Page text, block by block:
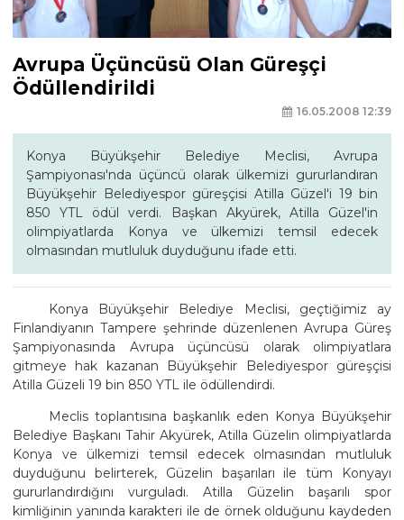
Avrupa Üçüncüsü Olan Güreşçi
Ödüllendirildi
16.05.2008 12:39
Konya Büyükşehir Belediye Meclisi, Avrupa
Şampiyonası'nda üçüncü olarak ülkemizi gururlandıran
Büyükşehir Belediyespor güreşçisi Atilla Güzel'i 19 bin
850 YTL ödül verdi. Başkan Akyürek, Atilla Güzel'in
olimpiyatlarda Konya ve ülkemizi temsil edecek
olmasından mutluluk duyduğunu ifade etti.
Konya Büyükşehir Belediye Meclisi, geçtiğimiz ay
Finlandiyanın Tampere şehrinde düzenlenen Avrupa Güreş
Şampiyonasında Avrupa üçüncüsü olarak olimpiyatlara
gitmeye hak kazanan Büyükşehir Belediyespor güreşçisi
Atilla Güzeli 19 bin 850 YTL ile ödüllendirdi.
Meclis toplantısına başkanlık eden Konya Büyükşehir
Belediye Başkanı Tahir Akyürek, Atilla Güzelin olimpiyatlarda
Konya ve ülkemizi temsil edecek olmasından mutluluk
duyduğunu belirterek, Güzelin başarıları ile tüm Konyayı
gururlandırdığını vurguladı. Atilla Güzelin başarılı spor
kimliğinin yanında karakteri ile de örnek olduğunu kaydeden